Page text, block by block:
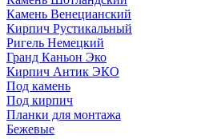
Камень Венецианский
Кирпич Рустикальный
Ригель Немецкий
Гранд Каньон Эко
Кирпич Антик ЭКО
Под камень
Под кирпич
Планки для монтажа
Бежевые